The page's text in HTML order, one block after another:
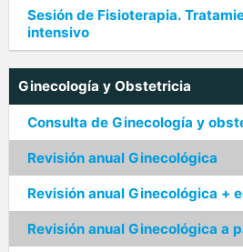
Sesión de Fisioterapia.
intensivo
Ginecología y Obstetricia
Consulta de Ginecología y
Revisión anual Ginecológica
Revisión anual Ginecológica +
Revisión anual Ginecológica a